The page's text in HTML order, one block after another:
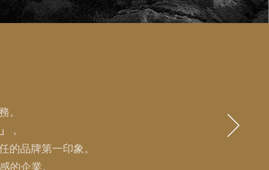
。
，
的品牌第一印象。
的企業。